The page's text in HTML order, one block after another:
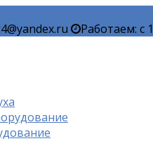
Работаем: c